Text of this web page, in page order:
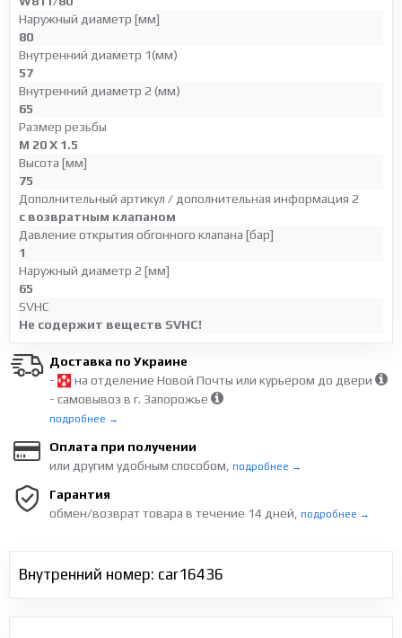
Наружный диаметр [мм]
80
Внутренний диаметр 1(мм)
57
Внутренний диаметр 2 (мм)
65
Размер резьбы
M 20 X 1.5
Высота [мм]
75
Дополнительный артикул / дополнительная информация 2
с возвратным клапаном
Давление открытия обгонного клапана [бар]
1
Наружный диаметр 2 [мм]
65
SVHC
Не содержит веществ SVHC!
Доставка по Украине
-
на отделение Новой Почты или курьером до двери
- самовывоз в г. Запорожье
подробнее →
Оплата при получении
или другим удобным способом,
подробнее →
Гарантия
обмен/возврат товара в течение 14 дней,
подробнее →
Внутренний номер: car16436